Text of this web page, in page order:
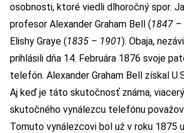
osobnosti, ktoré viedli dlhoročný spor.
profesor Alexander Graham Bell (1847
Elishy Graye (1835 – 1901). Obaja,
prihlásili dňa 14. Februára 1876 svoje
telefón. Alexander Graham Bell získal
Aj keď je táto skutočnosť známa,
skutočného vynálezcu telefónu
Tomuto vynálezcovi bol už v roku 1875